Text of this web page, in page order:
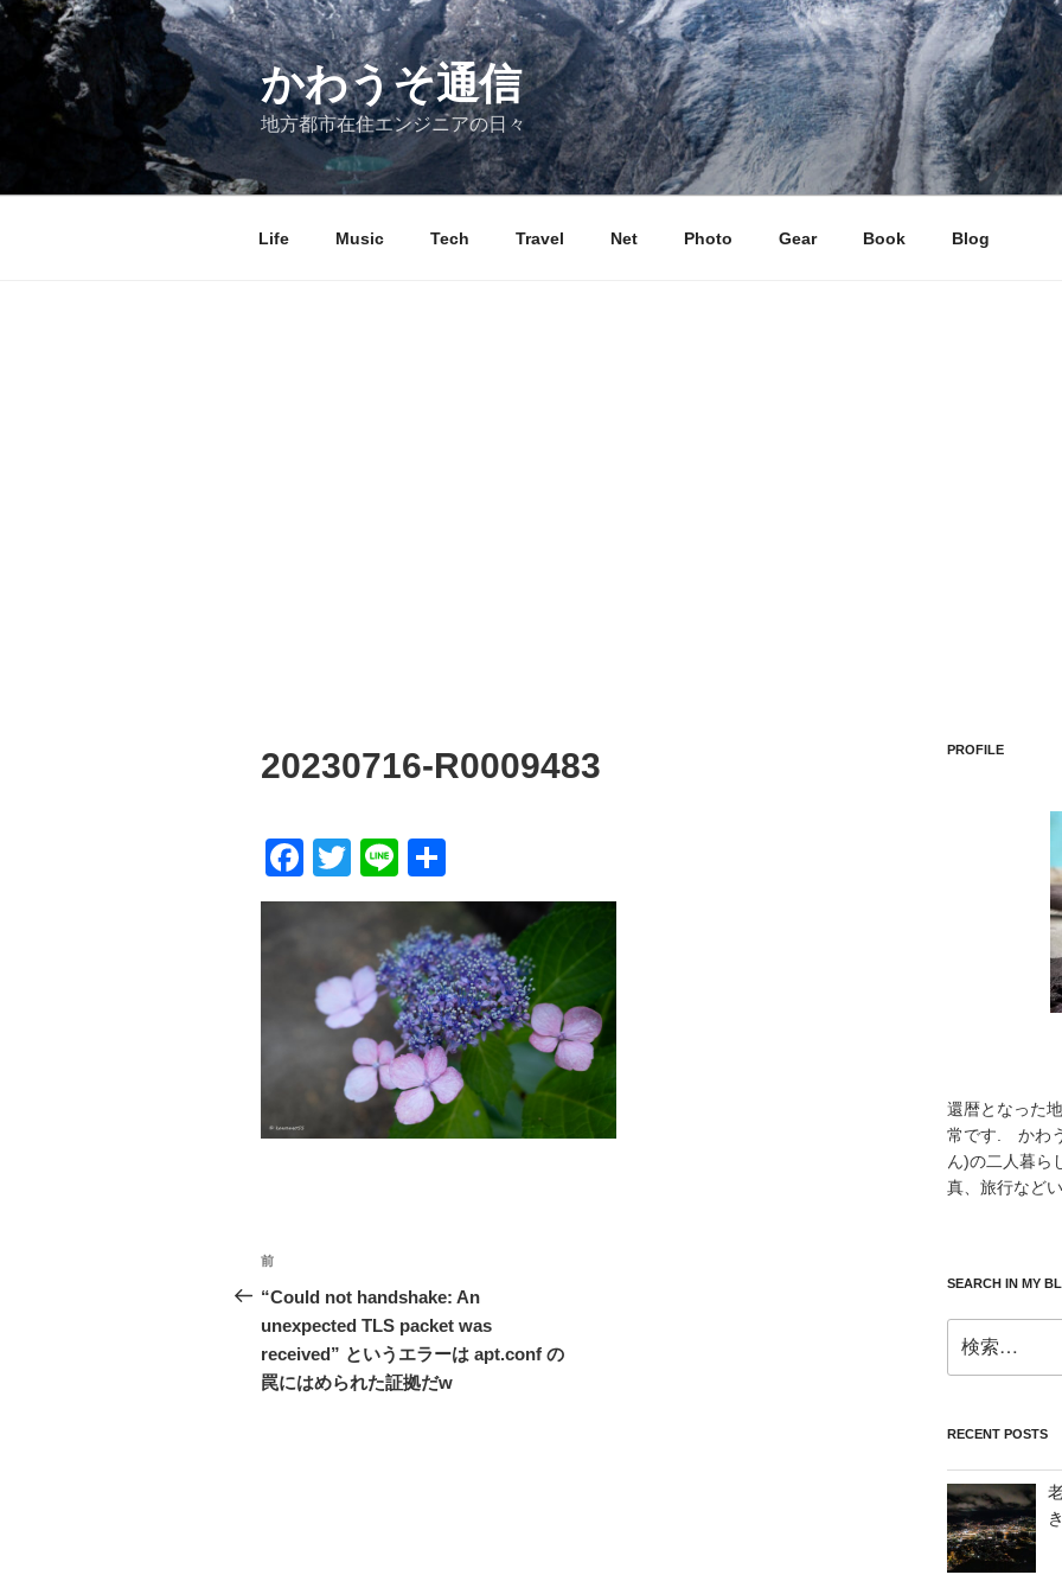
コ
かわうそ通信
地方都市在住エンジニアの日々
Life Music Tech Travel Net Photo Gear Book Blog
20230716-R0009483
F
a
e
b
o
k
T
wi
tt
er
Li
n
e
有
投
稿
ナ
ビ
前
の
投
稿
前
“Could not handshake: An
unexpected TLS packet was
received” というエラーは apt.conf の
罠にはめられた証拠だw
PROFILE
還暦となった
常です. かわ
ん)の二人暮ら
真、旅行など
SEARCH IN MY
索:
RECENT POSTS